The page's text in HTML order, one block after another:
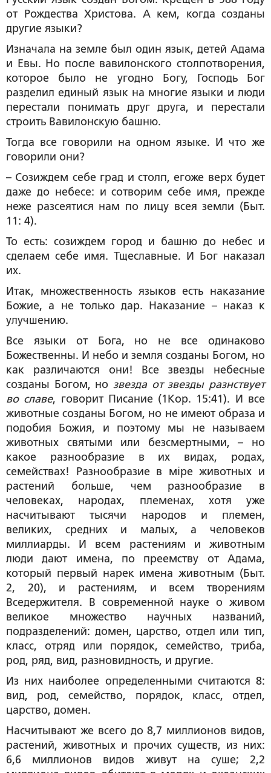
от Рождества Христова. А кем, когда созданы
другие языки?
Изначала на земле был один язык, детей Адама
и Евы. Но после вавилонского столпотворения,
которое было не угодно Богу, Господь Бог
разделил единый язык на многие языки и люди
перестали понимать друг друга, и перестали
строить Вавилонскую башню.
Тогда все говорили на одном языке. И что же
говорили они?
– Созиждем себе град и столп, егоже верх будет
даже до небесе: и сотворим себе имя, прежде
неже разсеятися нам по лицу всея земли (Быт.
11: 4).
То есть: созиждем город и башню до небес и
сделаем себе имя. Тщеславные. И Бог наказал
их.
Итак, множественность языков есть наказание
Божие, а не только дар. Наказание – наказ к
улучшению.
Все языки от Бога, но не все одинаково
Божественны. И небо и земля созданы Богом, но
как различаются они! Все звезды небесные
созданы Богом, но звезда от звезды разнствует
во славе, говорит Писание (1Кор. 15:41). И все
животные созданы Богом, но не имеют образа и
подобия Божия, и поэтому мы не называем
животных святыми или безсмертными, – но
какое разнообразие в их видах, родах,
семействах! Разнообразие в мiре животных и
растений больше, чем разнообразие в
человеках, народах, племенах, хотя уже
насчитывают тысячи народов и племен,
великих, средних и малых, а человеков
миллиарды. И всем растениям и животным
люди дают имена, по преемству от Адама,
который первый нарек имена животным (Быт.
2, 20), и растениям, и всем творениям
Вседержителя. В современной науке о живом
великое множество научных названий,
подразделений: домен, царство, отдел или тип,
класс, отряд или порядок, семейство, триба,
род, ряд, вид, разновидность, и другие.
Из них наиболее определенными считаются 8:
вид, род, семейство, порядок, класс, отдел,
царство, домен.
Насчитывают же всего до 8,7 миллионов видов,
растений, животных и прочих существ, из них:
6,6 миллионов видов живут на суше; 2,2